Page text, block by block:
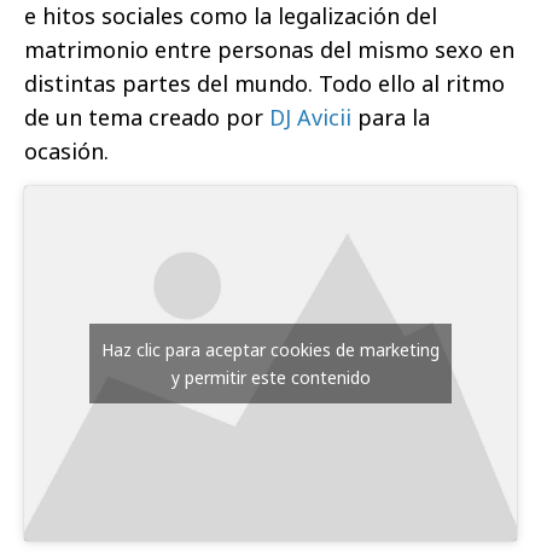
e hitos sociales como la legalización del
matrimonio entre personas del mismo sexo en
distintas partes del mundo. Todo ello al ritmo
de un tema creado por DJ Avicii para la
ocasión.
Haz clic para aceptar cookies de marketing
y permitir este contenido